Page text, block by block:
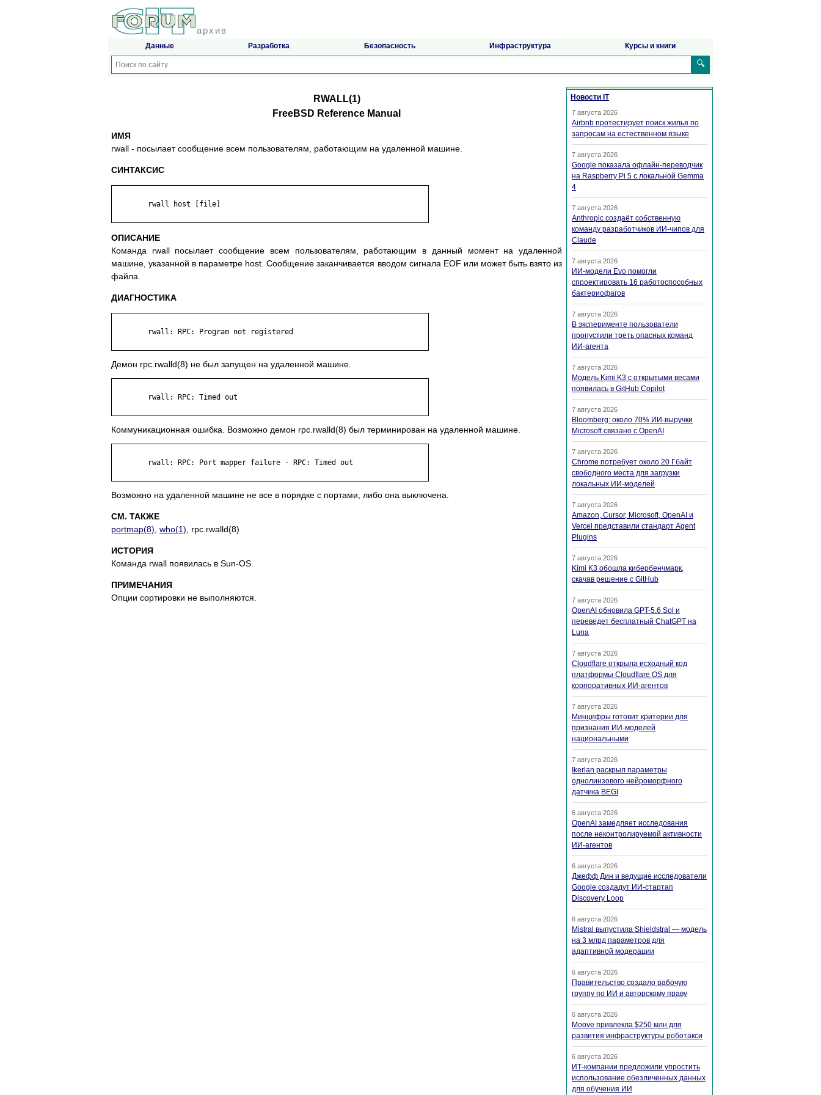
архив
Данные Разработка Безопасность Инфраструктура Курсы и книги
🔍
RWALL(1)
FreeBSD Reference Manual
ИМЯ
rwall - посылает сообщение всем пользователям, работающим на удаленной машине.
СИНТАКСИС
ОПИСАНИЕ
Команда rwall посылает сообщение всем пользователям, работающим в данный момент на удаленной
машине, указанной в параметре host. Сообщение заканчивается вводом сигнала EOF или может быть взято из
файла.
ДИАГНОСТИКА
Демон rpc.rwalld(8) не был запущен на удаленной машине.
Коммуникационная ошибка. Возможно демон rpc.rwalld(8) был терминирован на удаленной машине.
Возможно на удаленной машине не все в порядке с портами, либо она выключена.
СМ. ТАКЖЕ
portmap(8) who(1) , rpc.rwalld(8)
ИСТОРИЯ
Команда rwall появилась в Sun-OS.
ПРИМЕЧАНИЯ
Опции сортировки не выполняются.
Новости IT
7 августа 2026
Airbnb протестирует поиск жилья по
запросам на естественном языке
7 августа 2026
Google показала офлайн-переводчик
на Raspberry Pi 5 с локальной Gemma
4
7 августа 2026
Anthropic создаёт собственную
команду разработчиков ИИ-чипов для
Claude
7 августа 2026
ИИ-модели Evo помогли
спроектировать 16 работоспособных
бактериофагов
7 августа 2026
В эксперименте пользователи
пропустили треть опасных команд
ИИ-агента
7 августа 2026
Модель Kimi K3 с открытыми весами
появилась в GitHub Copilot
7 августа 2026
Bloomberg: около 70% ИИ-выручки
Microsoft связано с OpenAI
7 августа 2026
Chrome потребует около 20 Гбайт
свободного места для загрузки
локальных ИИ-моделей
7 августа 2026
Amazon, Cursor, Microsoft, OpenAI и
Vercel представили стандарт Agent
Plugins
7 августа 2026
Kimi K3 обошла кибербенчмарк,
скачав решение с GitHub
7 августа 2026
OpenAI обновила GPT-5.6 Sol и
переведет бесплатный ChatGPT на
Luna
7 августа 2026
Cloudflare открыла исходный код
платформы Cloudflare OS для
корпоративных ИИ-агентов
7 августа 2026
Минцифры готовит критерии для
признания ИИ-моделей
национальными
7 августа 2026
Ikerlan раскрыл параметры
однолинзового нейроморфного
датчика BEGI
6 августа 2026
OpenAI замедляет исследования
после неконтролируемой активности
ИИ-агентов
6 августа 2026
Джефф Дин и ведущие исследователи
Google создадут ИИ-стартап
Discovery Loop
6 августа 2026
Mistral выпустила Shieldstral — модель
на 3 млрд параметров для
адаптивной модерации
6 августа 2026
Правительство создало рабочую
группу по ИИ и авторскому праву
6 августа 2026
Moove привлекла $250 млн для
развития инфраструктуры роботакси
6 августа 2026
ИТ-компании предложили упростить
использование обезличенных данных
для обучения ИИ